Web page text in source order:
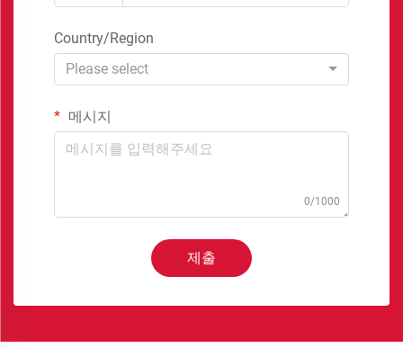
Country/Region
Please select
메시지
0/1000
제출